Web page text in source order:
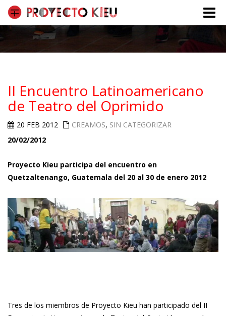
Toggle
II Encuentro Latinoamericano
de Teatro del Oprimido
20 FEB 2012 CREAMOS, SIN CATEGORIZAR
20/02/2012
Proyecto Kieu participa del encuentro en
Quetzaltenango, Guatemala del 20 al 30 de enero 2012
Tres de los miembros de Proyecto Kieu han participado del II